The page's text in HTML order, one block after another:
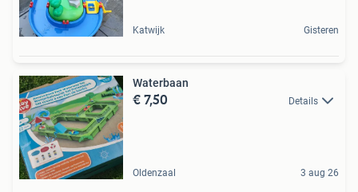
Katwijk Gisteren
Waterbaan
€ 7,50 Details
Oldenzaal 3 aug 26